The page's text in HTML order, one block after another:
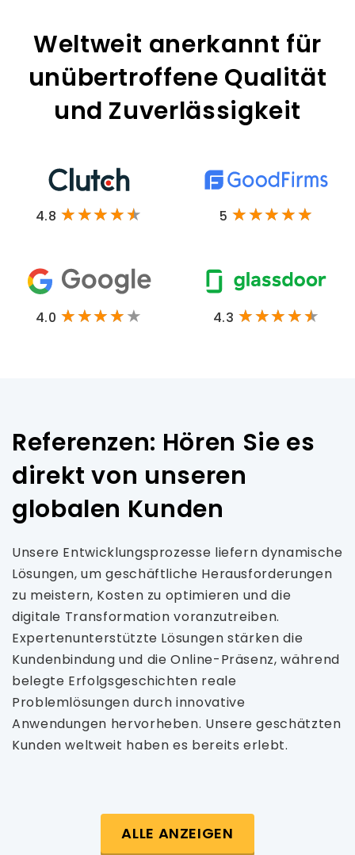
Weltweit anerkannt für
unübertroffene Qualität
und Zuverlässigkeit
4.8 5
4.0 4.3
Referenzen: Hören Sie es
direkt von unseren
globalen Kunden
Unsere Entwicklungsprozesse liefern dynamische
Lösungen, um geschäftliche Herausforderungen
zu meistern, Kosten zu optimieren und die
digitale Transformation voranzutreiben.
Expertenunterstützte Lösungen stärken die
Kundenbindung und die Online-Präsenz, während
belegte Erfolgsgeschichten reale
Problemlösungen durch innovative
Anwendungen hervorheben. Unsere geschätzten
Kunden weltweit haben es bereits erlebt.
ALLE ANZEIGEN